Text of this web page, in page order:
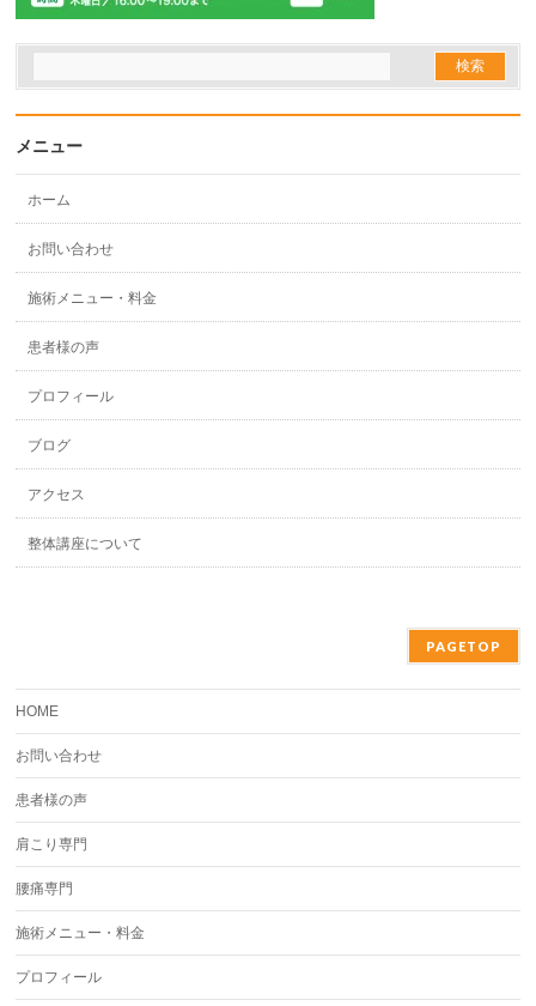
メニュー
ホーム
お問い合わせ
施術メニュー・料金
患者様の声
プロフィール
ブログ
アクセス
整体講座について
PAGETOP
HOME
お問い合わせ
患者様の声
肩こり専門
腰痛専門
施術メニュー・料金
プロフィール